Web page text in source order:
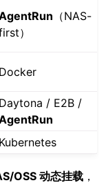
（NAS-
）
Docker
Daytona / E2B /
Kubernetes
OSS 动态挂载 ，